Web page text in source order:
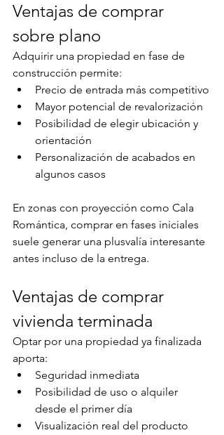
Ventajas de comprar
sobre plano
Adquirir una propiedad en fase de
construcción permite:
Precio de entrada más competitivo
Mayor potencial de revalorización
Posibilidad de elegir ubicación y
orientación
Personalización de acabados en
algunos casos
En zonas con proyección como Cala
Romántica, comprar en fases iniciales
suele generar una plusvalía interesante
antes incluso de la entrega.
Ventajas de comprar
vivienda terminada
Optar por una propiedad ya finalizada
aporta:
Seguridad inmediata
Posibilidad de uso o alquiler
desde el primer día
Visualización real del producto